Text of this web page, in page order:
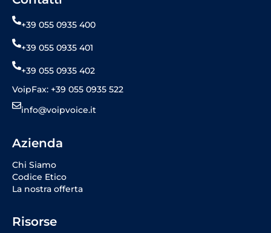
+39 055 0935 400
+39 055 0935 401
+39 055 0935 402
VoipFax: +39 055 0935 522
info@voipvoice.it
Azienda
Chi Siamo
Codice Etico
La nostra offerta
Risorse